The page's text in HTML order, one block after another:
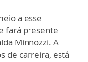
a esse
fará presente
Minnozzi. A
de carreira, está